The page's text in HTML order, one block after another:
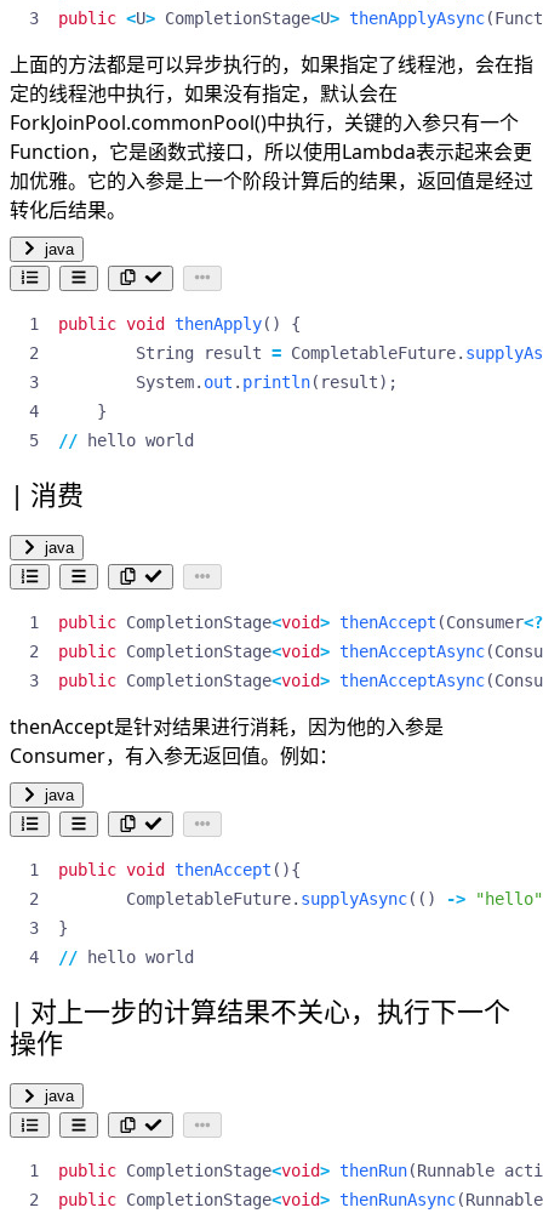
public <U> CompletionStage<U> thenApplyAsync(
上面的方法都是可以异步执行的，如果指定了线程池，会在指
定的线程池中执行，如果没有指定，默认会在
ForkJoinPool.commonPool()中执行，关键的入参只有一个
Function，它是函数式接口，所以使用Lambda表示起来会更
加优雅。它的入参是上一个阶段计算后的结果，返回值是经过
转化后结果。
java
public void thenApply()
{
String
result = CompletableFuture.
System. out . println( result);
}
//
hello world
消费
java
public CompletionStage<void> thenAccept (Consumer<?
public CompletionStage<void> thenAcceptAsync(
public CompletionStage<void> thenAcceptAsync(
thenAccept是针对结果进行消耗，因为他的入参是
Consumer，有入参无返回值。例如：
java
public void thenAccept (){
CompletableFuture. supplyAsync(() ->
"hello"
}
//
hello world
对上一步的计算结果不关心，执行下一个
操作
java
public CompletionStage<void> thenRun(Runnable
public CompletionStage<void> thenRunAsync(Runnable